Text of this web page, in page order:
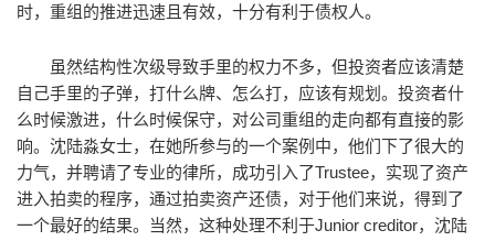
时，重组的推进迅速且有效，十分有利于债权人。
虽然结构性次级导致手里的权力不多，但投资者应该清楚
自己手里的子弹，打什么牌、怎么打，应该有规划。投资者什
么时候激进，什么时候保守，对公司重组的走向都有直接的影
响。沈陆淼女士，在她所参与的一个案例中，他们下了很大的
力气，并聘请了专业的律所，成功引入了Trustee，实现了资产
进入拍卖的程序，通过拍卖资产还债，对于他们来说，得到了
一个最好的结果。当然，这种处理不利于Junior creditor，沈陆